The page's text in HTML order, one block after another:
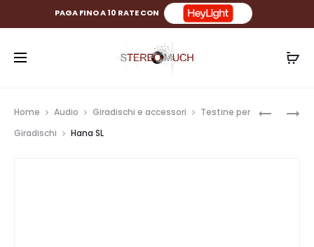
PAGA FINO A 10 RATE CON
Home Audio Giradischi e accessori
Testine per
Giradischi
Hana SL